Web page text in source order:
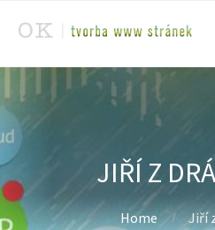
JIŘÍ Z
Home Jiří